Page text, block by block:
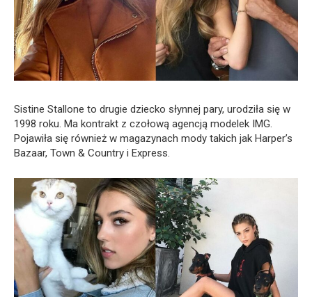
Sistine Stallone to drugie dziecko słynnej pary, urodziła się w
1998 roku. Ma kontrakt z czołową agencją modelek IMG.
Pojawiła się również w magazynach mody takich jak Harper’s
Bazaar, Town & Country i Express.